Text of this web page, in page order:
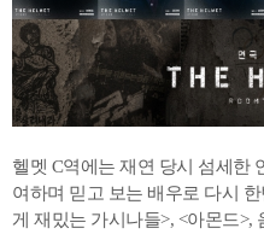
헬멧 C역에는 재연 당시 섬세한
여하며 믿고 보는 배우로 다시
게 재밌는 가시나들>, <아몬드>,